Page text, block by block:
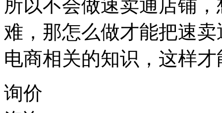
所以不会做速卖通店铺
难，那怎么做才能把速
电商相关的知识，这样
询价